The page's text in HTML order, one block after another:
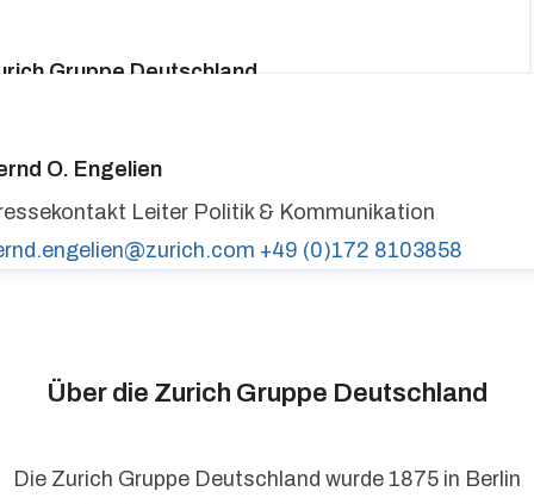
Gruppe Deutschland
O. Engelien
Leiter Politik & Kommunikation
+49 (0)172 8103858
Über die Zurich Gruppe Deutschland
Die Zurich Gruppe Deutschland wurde 1875 in Berlin